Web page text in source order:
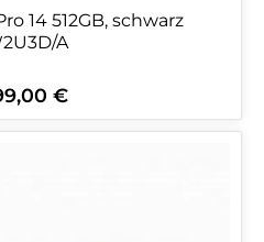
14 512GB, schwarz
A
Preis:
€